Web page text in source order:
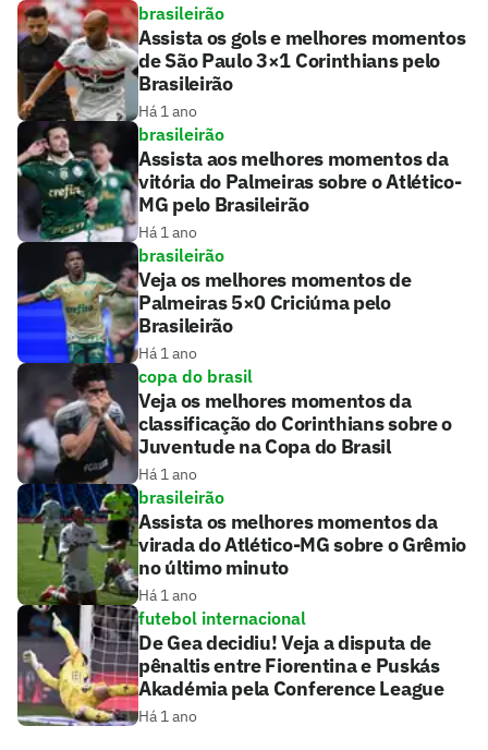
brasileirão
Assista os gols e melhores momentos
de São Paulo 3×1 Corinthians pelo
Brasileirão
Há 1 ano
brasileirão
Assista aos melhores momentos da
vitória do Palmeiras sobre o Atlético-
MG pelo Brasileirão
Há 1 ano
brasileirão
Veja os melhores momentos de
Palmeiras 5×0 Criciúma pelo
Brasileirão
Há 1 ano
copa do brasil
Veja os melhores momentos da
classificação do Corinthians sobre o
Juventude na Copa do Brasil
Há 1 ano
brasileirão
Assista os melhores momentos da
virada do Atlético-MG sobre o Grêmio
no último minuto
Há 1 ano
futebol internacional
De Gea decidiu! Veja a disputa de
pênaltis entre Fiorentina e Puskás
Akadémia pela Conference League
Há 1 ano